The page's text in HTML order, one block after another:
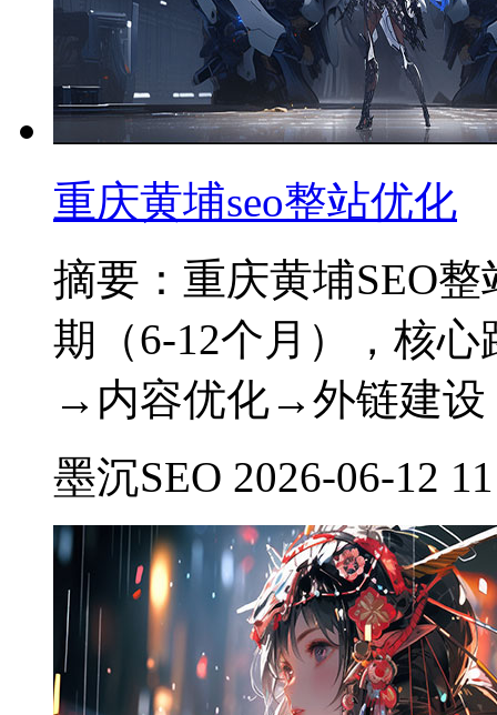
重庆黄埔seo整站优化
摘要：重庆黄埔SEO
期（6-12个月），核
→内容优化→外链建设
墨沉SEO 2026-06-12